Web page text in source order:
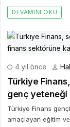
DEVAMINI OKU
4 yıl önce
Türkiye
genç yeteneği
Türkiye Finans
amaçlayan eğitim